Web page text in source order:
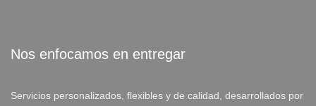
Nos enfocamos en entregar
Servicios personalizados, flexibles y de calidad, desarrollados por